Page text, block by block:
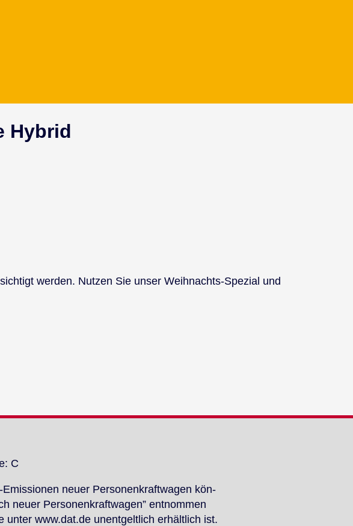
Hybrid
wer­den. Nut­zen Sie un­ser Weih­nachts-Spe­zi­al und
C
neu­er Per­so­nen­kraft­wa­gen kön­
neu­er Per­so­nen­kraft­wa­gen” ent­nom­men
www.dat.de un­ent­gelt­lich er­hält­lich ist.